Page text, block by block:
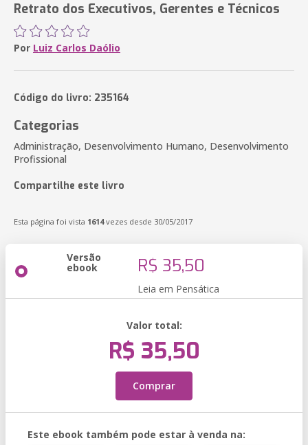
Retrato dos Executivos, Gerentes e Técnicos
Por Luiz Carlos Daólio
Código do livro: 235164
Categorias
Administração, Desenvolvimento Humano, Desenvolvimento
Profissional
Compartilhe este livro
Esta página foi vista 1614vezes desde 30/05/2017
Versão
ebook R$ 35,50
Leia em Pensática
Valor total:
R$ 35,50
Comprar
Este ebook também pode estar à venda na: